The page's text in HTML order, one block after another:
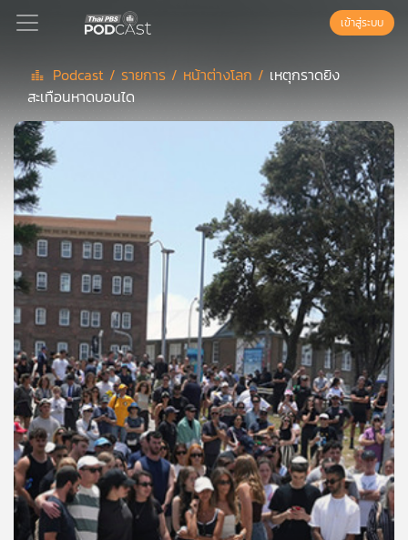
Podcast
เพล
ย์
ลิ
สต์
แนะนำ
เพล
ย์
ลิ
สต์
ของ
คุณ
เพลง
เข้าสู่ระบบ
Podcast / รายการ / หน้าต่างโลก / เหตุกราดยิง
สะเทือนหาดบอนได